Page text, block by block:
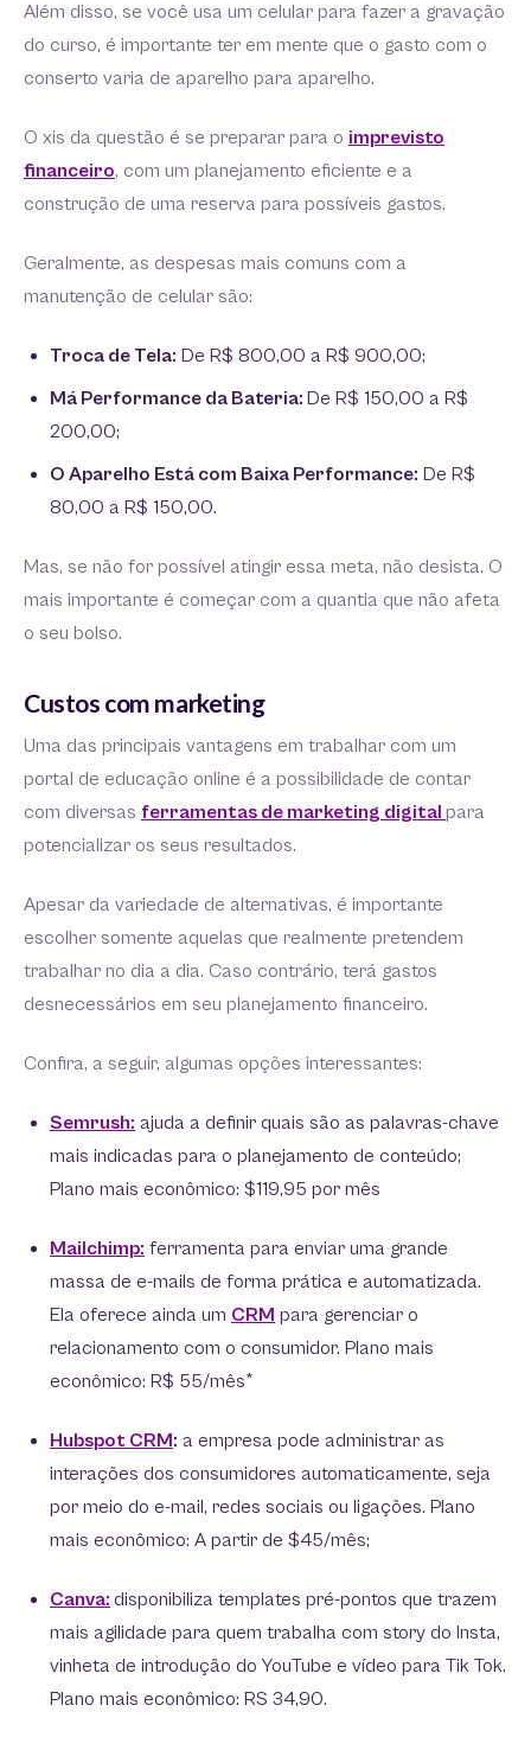
Além disso, se você usa um celular para fazer a gravação
do curso, é importante ter em mente que o gasto com o
conserto varia de aparelho para aparelho.
O xis da questão é se preparar para o imprevisto
financeiro, com um planejamento eficiente e a
construção de uma reserva para possíveis gastos.
Geralmente, as despesas mais comuns com a
manutenção de celular são:
Troca de Tela: De R$ 800,00 a R$ 900,00;
Má Performance da Bateria: De R$ 150,00 a R$
200,00;
O Aparelho Está com Baixa Performance: De R$
80,00 a R$ 150,00.
Mas, se não for possível atingir essa meta, não desista. O
mais importante é começar com a quantia que não afeta
o seu bolso.
Custos com marketing
Uma das principais vantagens em trabalhar com um
portal de educação online é a possibilidade de contar
com diversas ferramentas de marketing digital para
potencializar os seus resultados.
Apesar da variedade de alternativas, é importante
escolher somente aquelas que realmente pretendem
trabalhar no dia a dia. Caso contrário, terá gastos
desnecessários em seu planejamento financeiro.
Confira, a seguir, algumas opções interessantes:
Semrush: ajuda a definir quais são as palavras-chave
mais indicadas para o planejamento de conteúdo;
Plano mais econômico: $119,95 por mês
Mailchimp: ferramenta para enviar uma grande
massa de e-mails de forma prática e automatizada.
Ela oferece ainda um CRM para gerenciar o
relacionamento com o consumidor. Plano mais
econômico: R$ 55/mês*
Hubspot CRM: a empresa pode administrar as
interações dos consumidores automaticamente, seja
por meio do e-mail, redes sociais ou ligações. Plano
mais econômico: A partir de $45/mês;
Canva: disponibiliza templates pré-pontos que trazem
mais agilidade para quem trabalha com story do Insta,
vinheta de introdução do YouTube e vídeo para Tik Tok.
Plano mais econômico: RS 34,90.